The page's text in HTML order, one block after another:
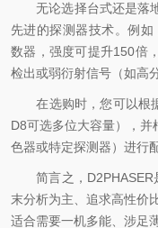
无论选择台式还是落地
先进的探测器技术。例
数器，强度可提升150倍
检出或弱衍射信号（如高
在选购时，您可以根据
D8可选多位大容量），并
色器或特定探测器）进行
简言之，D2PHASER​是
末分析为主、追求高性价
适合需要一机多能、涉足